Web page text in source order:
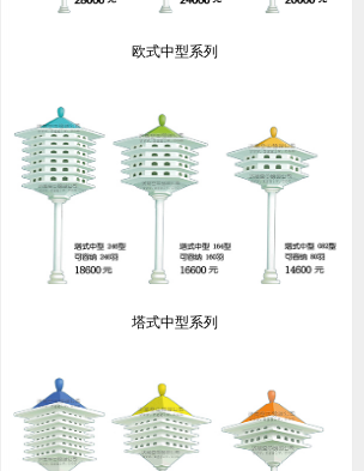
欧式中型系列
塔式中型系列